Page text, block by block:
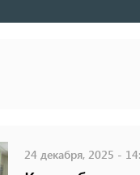
24 декабря, 2025 -